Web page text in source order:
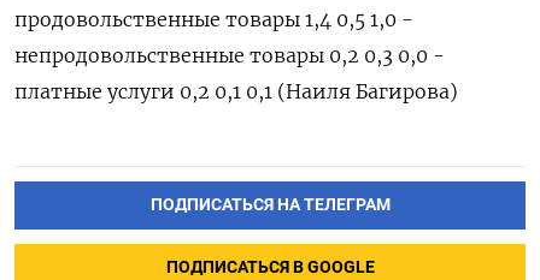
продовольственные товары 1,4 0,5 1,0 -
непродовольственные товары 0,2 0,3 0,0 -
платные услуги 0,2 0,1 0,1 (Наиля Багирова)
ПОДПИСАТЬСЯ НА ТЕЛЕГРАМ
ПОДПИСАТЬСЯ В GOOGLE